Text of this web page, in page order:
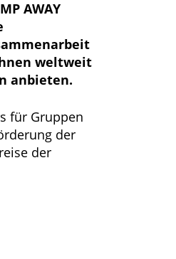
AWAY
weltweit
anbieten.
für Gruppen
der
der